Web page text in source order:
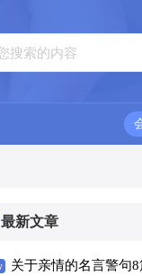
最新文章
关于亲情的名言警句8